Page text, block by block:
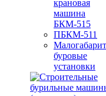
крановая
машина
БКМ-515
ПБКМ-511
буровые
установки